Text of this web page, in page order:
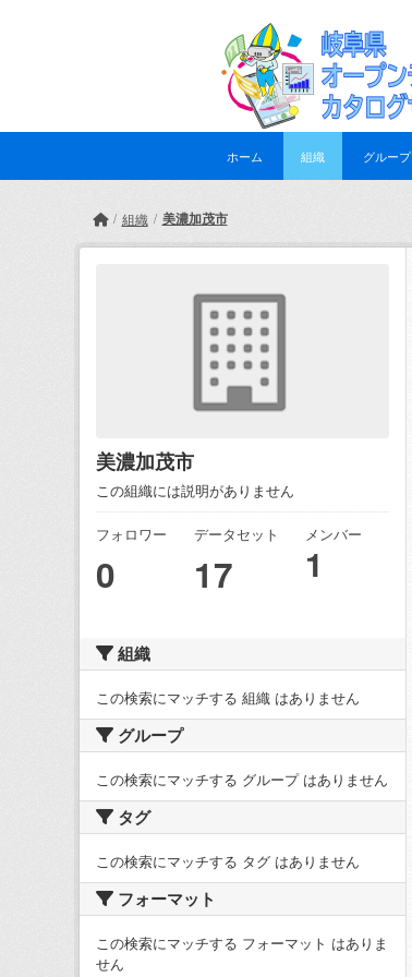
ホーム 組織 グループ
組織 美濃加茂市
美濃加茂市
この組織には説明がありません
フォロワー
0
データセット
17
メンバー
1
組織
この検索にマッチする 組織 はありません
グループ
この検索にマッチする グループ はありません
タグ
この検索にマッチする タグ はありません
フォーマット
この検索にマッチする フォーマット はありま
せん